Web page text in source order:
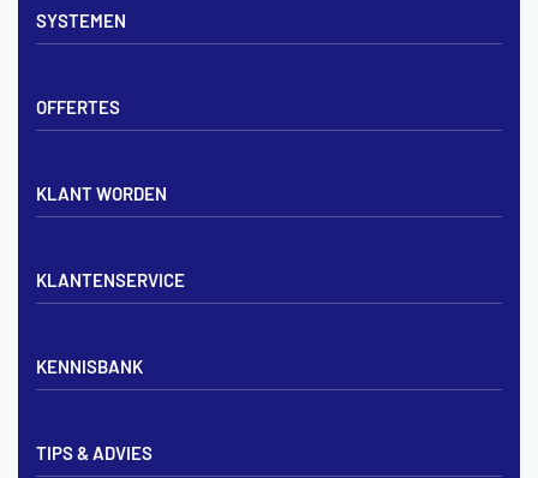
Verdelers
Noppenplaten
Draadmatten
SYSTEMEN
Noppenplaat systeem
OFFERTES
Offerte voor vloerverwarming
Vloerverwarming Tilburg
KLANT WORDEN
Aanmelden zakelijk
KLANTENSERVICE
Zakelijk aanmelden
Bezorgen & afhalen
KENNISBANK
Vloerverwarming en radiatoren
TIPS & ADVIES